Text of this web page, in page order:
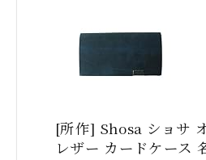
[所作] Shosa ショサ
レザー カードケース